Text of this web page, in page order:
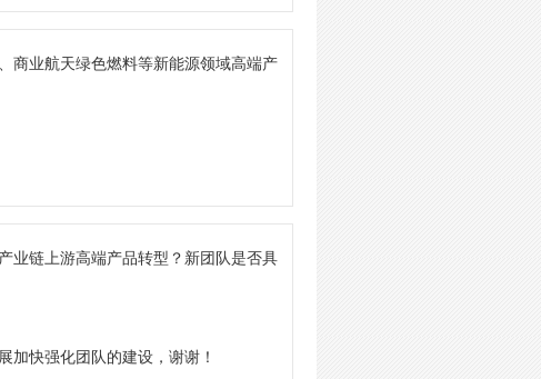
商业航天绿色燃料等新能源领域高端产
业链上游高端产品转型？新团队是否具
加快强化团队的建设，谢谢！